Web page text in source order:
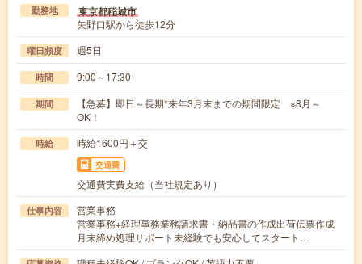
勤務地 東京都稲城市
矢野口駅から徒歩12分
曜日頻度 週5日
時間 9:00～17:30
期間
【急募】即日～長期*来年3月末までの期間限定 ※8月～
OK！
時給 時給1600円＋交
交通費
交通費実費支給（当社規定あり）
仕事内容
営業事務
営業事務+経理事務業務請求書・納品書の作成出荷伝票作成
月末締め処理サポート未経験でも安心してスタート…